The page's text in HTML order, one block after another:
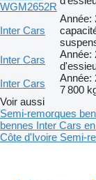
WGM2652R
Inter Cars
Année:
Inter Cars
Année:
Inter Cars
Année:
7 800
Voir aussi
Semi-remorques
bennes Inter Cars
Côte d'Ivoire Semi-